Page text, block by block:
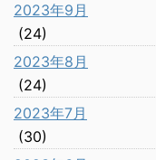
2023年9月
(24)
2023年8月
(24)
2023年7月
(30)